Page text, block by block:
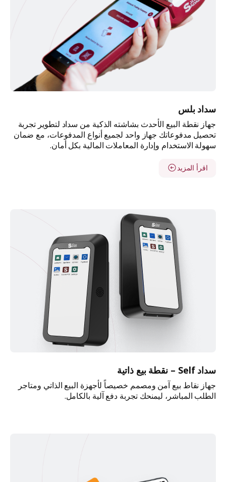
سداد بلس
جهاز نقطة البيع الأحدث بشاشته الذكية من سداد لتطوير تجربة
تحصيل مدفوعاتك جهاز واحد لجميع أنواع المدفوعات، مع ضمان
سهولة الاستخدام وإدارة المعاملات المالية بكل أمان.
اقرأ المزيد
سداد Self – نقطة بيع ذاتية
جهاز نقاط بيع آمن ومصمم خصيصاً لأجهزة البيع الذاتي ومتاجر
الطلب المباشر، ليمنحك تجربة دفع آلية بالكامل.